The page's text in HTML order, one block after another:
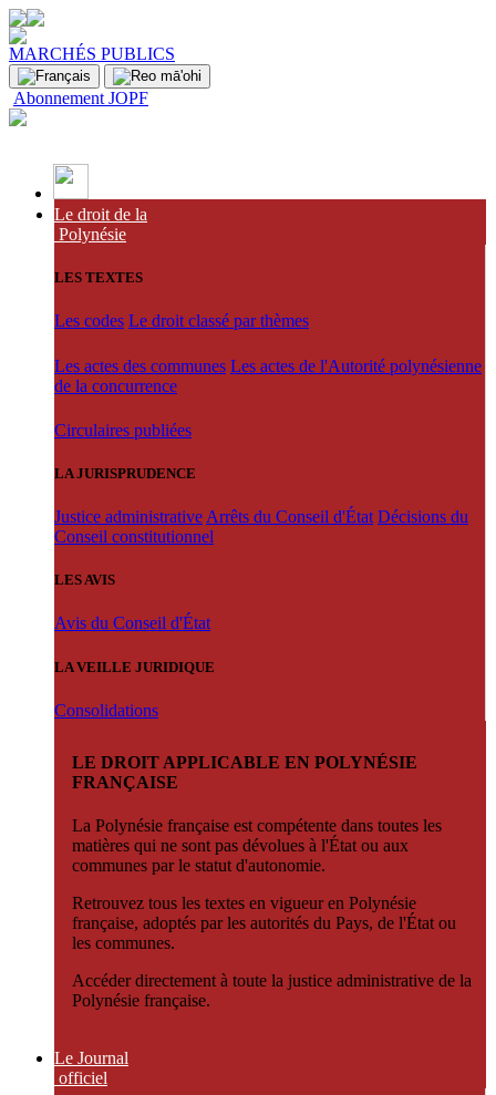
MARCHÉS PUBLICS
Abonnement JOPF
Le droit de la
Polynésie
LES TEXTES
Les codes Le droit classé par thèmes
Les actes des communes Les actes de l'Autorité polynésienne
de la concurrence
Circulaires publiées
LA JURISPRUDENCE
Justice administrative Arrêts du Conseil d'État Décisions du
Conseil constitutionnel
LES AVIS
Avis du Conseil d'État
LA VEILLE JURIDIQUE
Consolidations
LE DROIT APPLICABLE EN POLYNÉSIE
FRANÇAISE
La Polynésie française est compétente dans toutes les
matières qui ne sont pas dévolues à l'État ou aux
communes par le statut d'autonomie.
Retrouvez tous les textes en vigueur en Polynésie
française, adoptés par les autorités du Pays, de l'État ou
les communes.
Accéder directement à toute la justice administrative de la
Polynésie française.
Le Journal
officiel